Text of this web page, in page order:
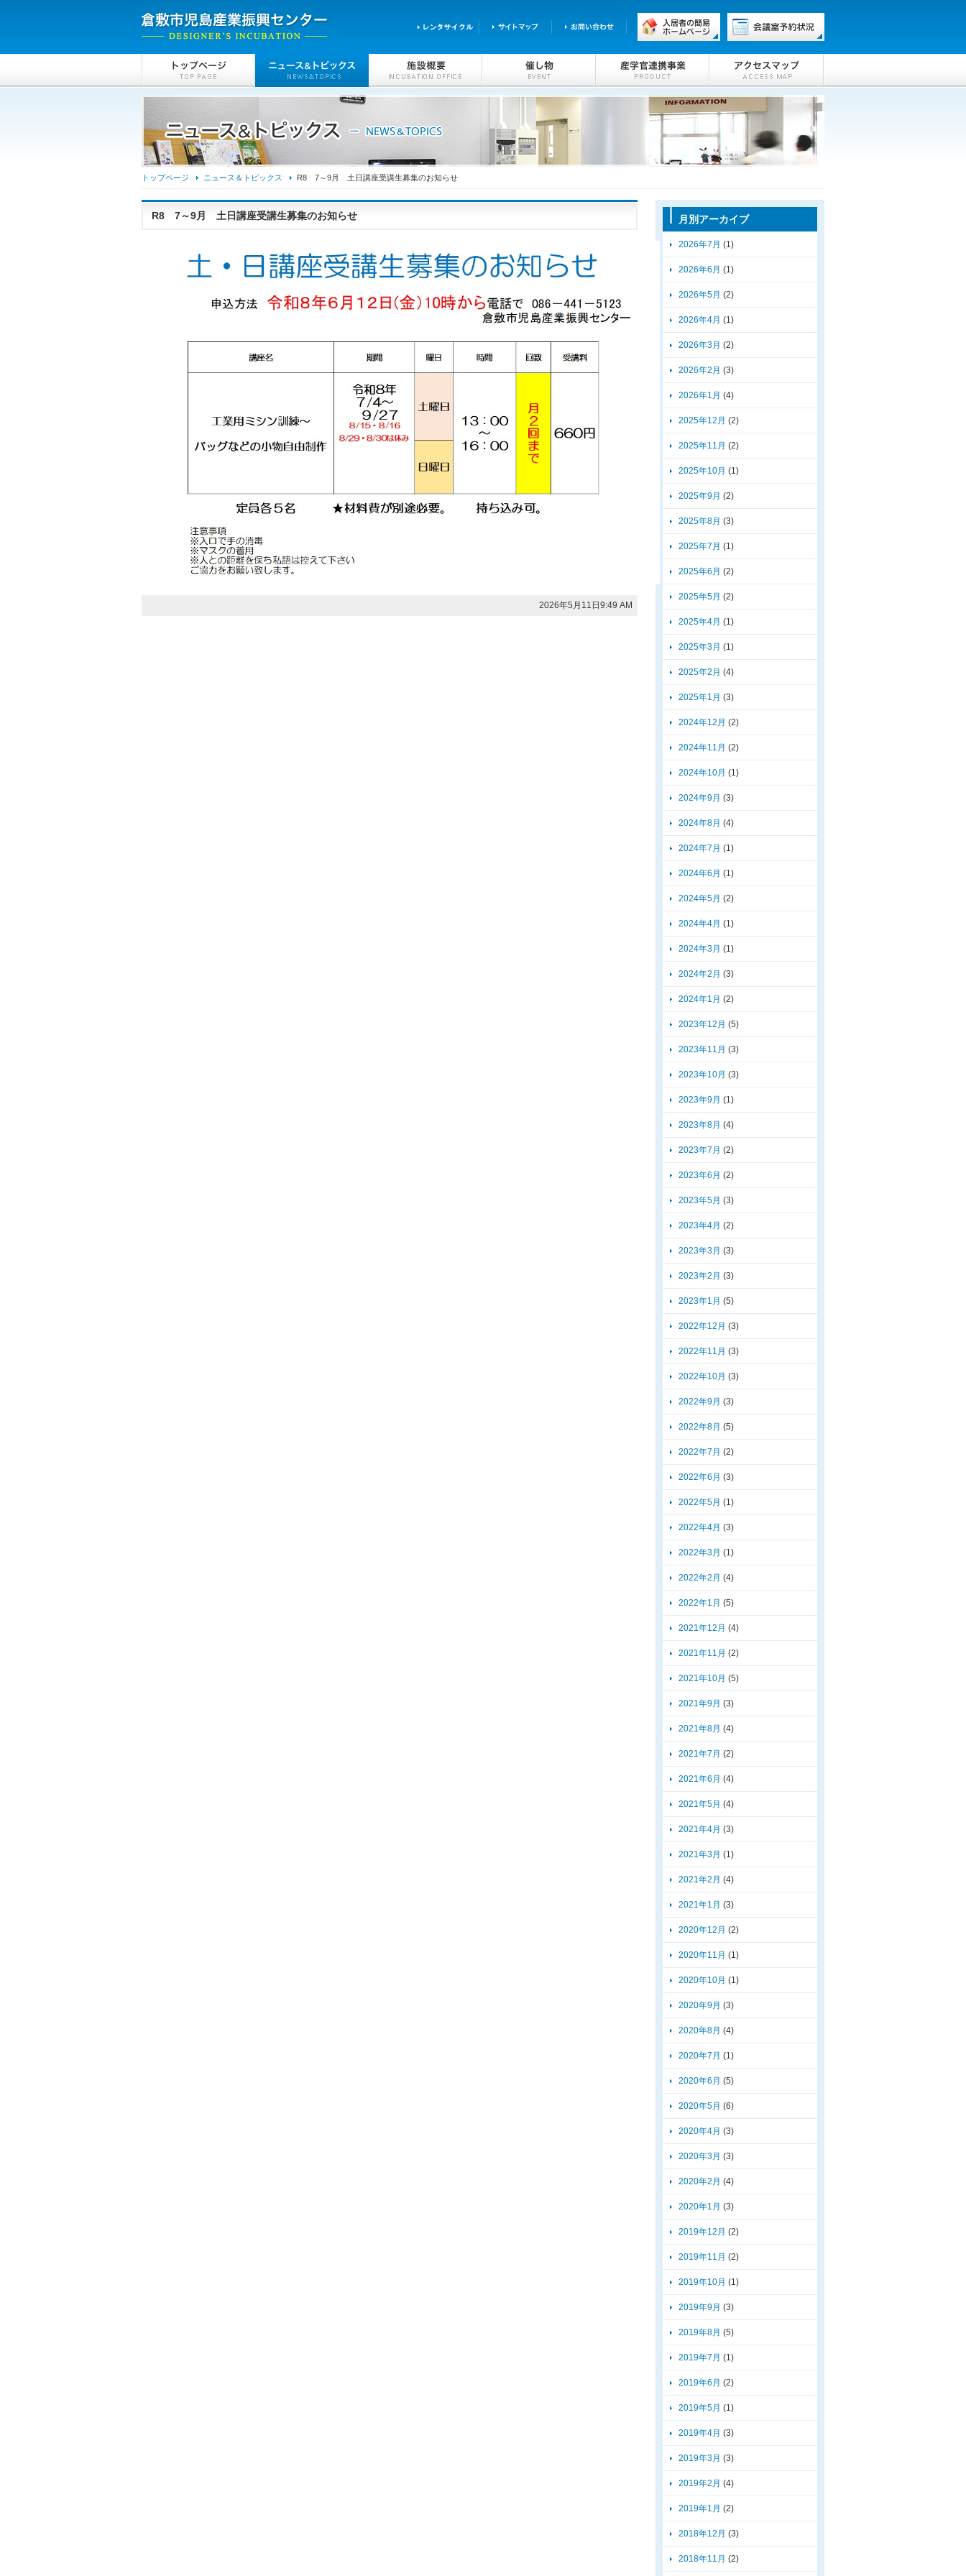
トップページ ニュース＆トピックス R8 7～9月 土日講座受講生募集のお知らせ
R8 7～9月 土日講座受講生募集のお知らせ
2026年5月11日9:49 AM
月別アーカイブ
2026年7月 (1)
2026年6月 (1)
2026年5月 (2)
2026年4月 (1)
2026年3月 (2)
2026年2月 (3)
2026年1月 (4)
2025年12月 (2)
2025年11月 (2)
2025年10月 (1)
2025年9月 (2)
2025年8月 (3)
2025年7月 (1)
2025年6月 (2)
2025年5月 (2)
2025年4月 (1)
2025年3月 (1)
2025年2月 (4)
2025年1月 (3)
2024年12月 (2)
2024年11月 (2)
2024年10月 (1)
2024年9月 (3)
2024年8月 (4)
2024年7月 (1)
2024年6月 (1)
2024年5月 (2)
2024年4月 (1)
2024年3月 (1)
2024年2月 (3)
2024年1月 (2)
2023年12月 (5)
2023年11月 (3)
2023年10月 (3)
2023年9月 (1)
2023年8月 (4)
2023年7月 (2)
2023年6月 (2)
2023年5月 (3)
2023年4月 (2)
2023年3月 (3)
2023年2月 (3)
2023年1月 (5)
2022年12月 (3)
2022年11月 (3)
2022年10月 (3)
2022年9月 (3)
2022年8月 (5)
2022年7月 (2)
2022年6月 (3)
2022年5月 (1)
2022年4月 (3)
2022年3月 (1)
2022年2月 (4)
2022年1月 (5)
2021年12月 (4)
2021年11月 (2)
2021年10月 (5)
2021年9月 (3)
2021年8月 (4)
2021年7月 (2)
2021年6月 (4)
2021年5月 (4)
2021年4月 (3)
2021年3月 (1)
2021年2月 (4)
2021年1月 (3)
2020年12月 (2)
2020年11月 (1)
2020年10月 (1)
2020年9月 (3)
2020年8月 (4)
2020年7月 (1)
2020年6月 (5)
2020年5月 (6)
2020年4月 (3)
2020年3月 (3)
2020年2月 (4)
2020年1月 (3)
2019年12月 (2)
2019年11月 (2)
2019年10月 (1)
2019年9月 (3)
2019年8月 (5)
2019年7月 (1)
2019年6月 (2)
2019年5月 (1)
2019年4月 (3)
2019年3月 (3)
2019年2月 (4)
2019年1月 (2)
2018年12月 (3)
2018年11月 (2)